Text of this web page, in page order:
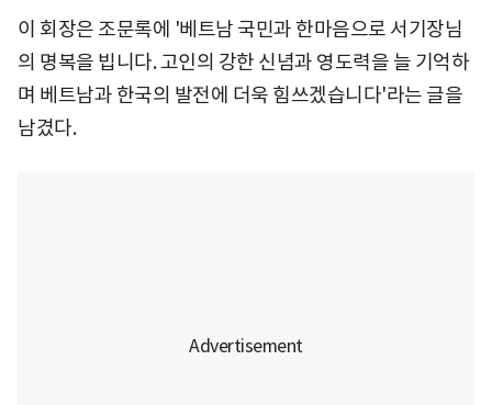
이 회장은 조문록에 '베트남 국민과 한마음으로 서기장님
의 명복을 빕니다. 고인의 강한 신념과 영도력을 늘 기억하
며 베트남과 한국의 발전에 더욱 힘쓰겠습니다'라는 글을
남겼다.